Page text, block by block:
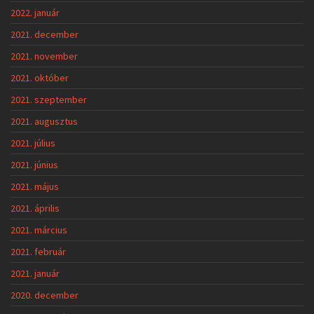
2022. január
2021. december
2021. november
2021. október
2021. szeptember
2021. augusztus
2021. július
2021. június
2021. május
2021. április
2021. március
2021. február
2021. január
2020. december